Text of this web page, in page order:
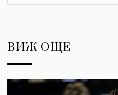
ВИЖ ОЩЕ